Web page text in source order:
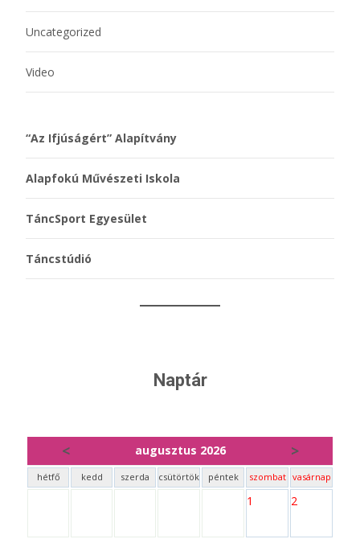
Uncategorized
Video
“Az Ifjúságért” Alapítvány
Alapfokú Művészeti Iskola
TáncSport Egyesület
Táncstúdió
Naptár
< augusztus 2026 >
hétfő kedd szerda csütörtök péntek szombat vasárnap
1 2